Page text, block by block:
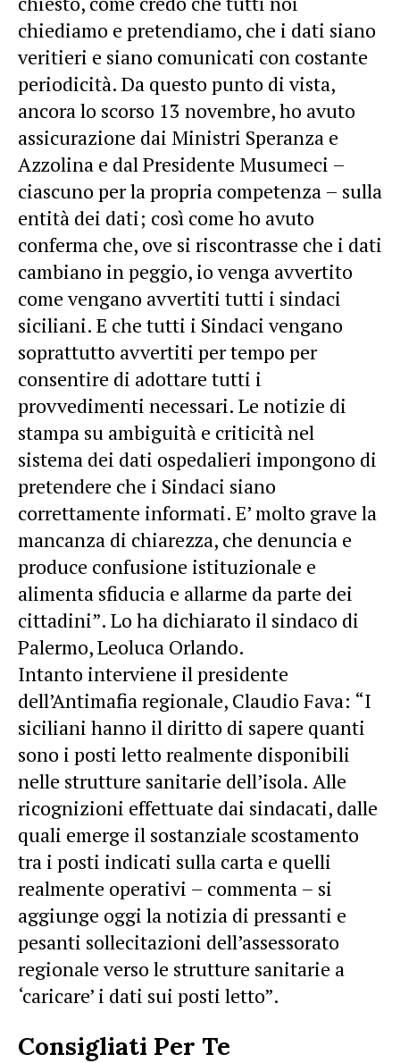
chiediamo e pretendiamo, che i dati siano
veritieri e siano comunicati con costante
periodicità. Da questo punto di vista,
ancora lo scorso 13 novembre, ho avuto
assicurazione dai Ministri Speranza e
Azzolina e dal Presidente Musumeci –
ciascuno per la propria competenza – sulla
entità dei dati; così come ho avuto
conferma che, ove si riscontrasse che i dati
cambiano in peggio, io venga avvertito
come vengano avvertiti tutti i sindaci
siciliani. E che tutti i Sindaci vengano
soprattutto avvertiti per tempo per
consentire di adottare tutti i
provvedimenti necessari. Le notizie di
stampa su ambiguità e criticità nel
sistema dei dati ospedalieri impongono di
pretendere che i Sindaci siano
correttamente informati. E’ molto grave la
mancanza di chiarezza, che denuncia e
produce confusione istituzionale e
alimenta sfiducia e allarme da parte dei
cittadini”. Lo ha dichiarato il sindaco di
Palermo, Leoluca Orlando.
Intanto interviene il presidente
dell’Antimafia regionale, Claudio Fava: “I
siciliani hanno il diritto di sapere quanti
sono i posti letto realmente disponibili
nelle strutture sanitarie dell’isola. Alle
ricognizioni effettuate dai sindacati, dalle
quali emerge il sostanziale scostamento
tra i posti indicati sulla carta e quelli
realmente operativi – commenta – si
aggiunge oggi la notizia di pressanti e
pesanti sollecitazioni dell’assessorato
regionale verso le strutture sanitarie a
‘caricare’ i dati sui posti letto”.
Consigliati Per Te